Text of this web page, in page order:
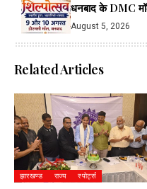
धनबाद के DMC
August 5, 2026
Related Articles
झारखण्ड राज्य स्पोर्ट्स